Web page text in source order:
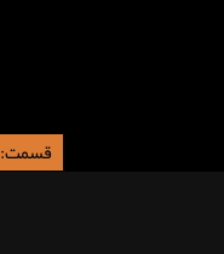
قسمت:13